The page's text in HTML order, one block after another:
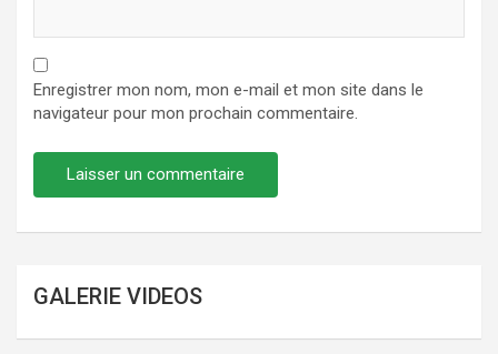
Enregistrer mon nom, mon e-mail et mon site dans le
navigateur pour mon prochain commentaire.
GALERIE VIDEOS